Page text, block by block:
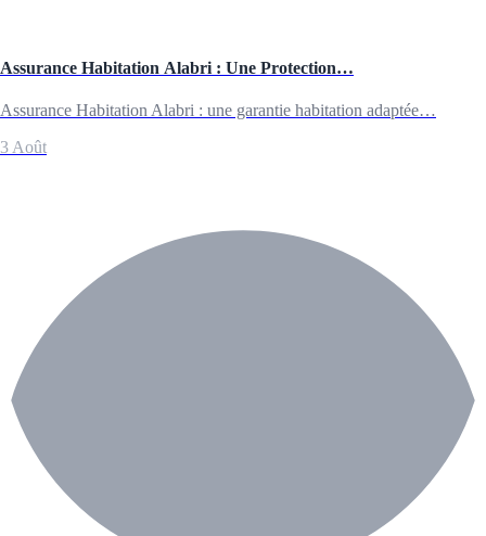
Assurance Habitation Alabri : Une Protection…
Assurance Habitation Alabri : une garantie habitation adaptée…
3 Août